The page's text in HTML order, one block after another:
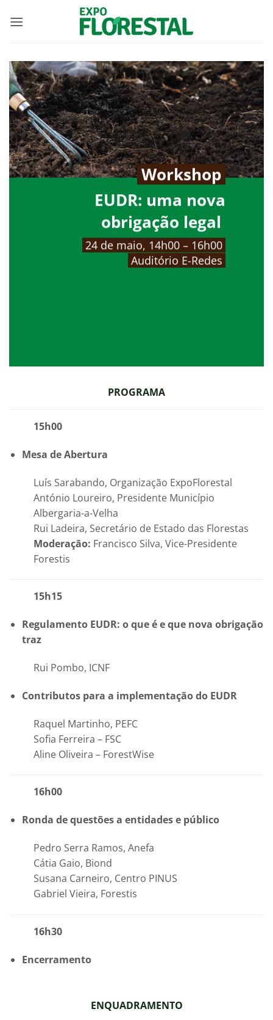
Workshop
EUDR: uma nova
obrigação legal
24 de maio, 14h00 – 16h00
Auditório E-Redes
PROGRAMA
15h00
Mesa de Abertura
Luís Sarabando, Organização ExpoFlorestal
António Loureiro, Presidente Município
Albergaria-a-Velha
Rui Ladeira, Secretário de Estado das Florestas
Moderação: Francisco Silva, Vice-Presidente
Forestis
15h15
Regulamento EUDR: o que é e que nova obrigação
traz
Rui Pombo, ICNF
Contributos para a implementação do EUDR
Raquel Martinho, PEFC
Sofia Ferreira – FSC
Aline Oliveira – ForestWise
16h00
Ronda de questões a entidades e público
Pedro Serra Ramos, Anefa
Cátia Gaio, Biond
Susana Carneiro, Centro PINUS
Gabriel Vieira, Forestis
16h30
Encerramento
ENQUADRAMENTO